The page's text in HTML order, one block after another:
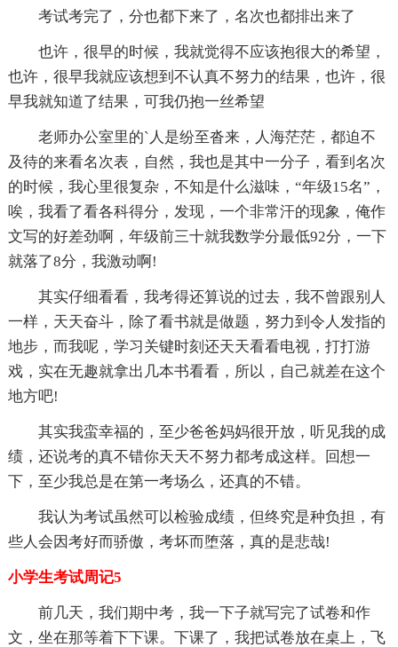
考试考完了，分也都下来了，名次也都排出来了
也许，很早的时候，我就觉得不应该抱很大的希望，
也许，很早我就应该想到不认真不努力的结果，也许，很
早我就知道了结果，可我仍抱一丝希望
老师办公室里的`人是纷至沓来，人海茫茫，都迫不
及待的来看名次表，自然，我也是其中一分子，看到名次
的时候，我心里很复杂，不知是什么滋味，“年级15名”，
唉，我看了看各科得分，发现，一个非常汗的现象，俺作
文写的好差劲啊，年级前三十就我数学分最低92分，一下
就落了8分，我激动啊!
其实仔细看看，我考得还算说的过去，我不曾跟别人
一样，天天奋斗，除了看书就是做题，努力到令人发指的
地步，而我呢，学习关键时刻还天天看看电视，打打游
戏，实在无趣就拿出几本书看看，所以，自己就差在这个
地方吧!
其实我蛮幸福的，至少爸爸妈妈很开放，听见我的成
绩，还说考的真不错你天天不努力都考成这样。回想一
下，至少我总是在第一考场么，还真的不错。
我认为考试虽然可以检验成绩，但终究是种负担，有
些人会因考好而骄傲，考坏而堕落，真的是悲哉!
小学生考试周记5
前几天，我们期中考，我一下子就写完了试卷和作
文，坐在那等着下下课。下课了，我把试卷放在桌上，飞